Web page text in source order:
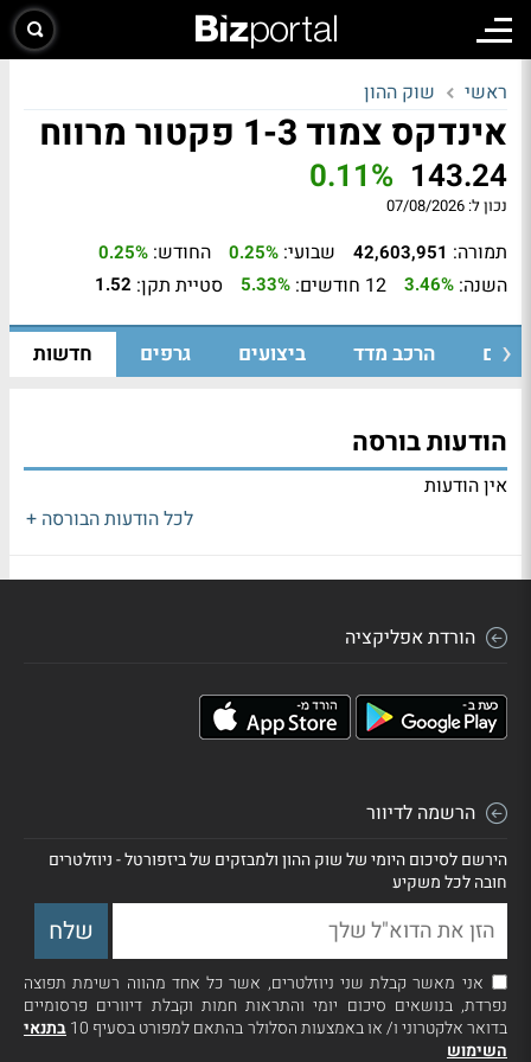
ראשי שוק ההון
אינדקס צמוד 1-3 פקטור מרווח
143.24
0.11%
נכון ל: 07/08/2026
תמורה: 42,603,951 שבועי: 0.25% החודש: 0.25%
השנה: 3.46% 12 חודשים: 5.33% סטיית תקן: 1.52
הרכב מדד ביצועים גרפים חדשות
הודעות בורסה
אין הודעות
לכל הודעות הבורסה +
הורדת אפליקציה
הרשמה לדיוור
הירשם לסיכום היומי של שוק ההון ולמבזקים של ביזפורטל - ניוזלטרים
חובה לכל משקיע
אני מאשר קבלת שני ניוזלטרים, אשר כל אחד מהווה רשימת תפוצה
נפרדת, בנושאים סיכום יומי והתראות חמות וקבלת דיוורים פרסומיים
בדואר אלקטרוני ו/ או באמצעות הסלולר בהתאם למפורט בסעיף 10
בתנאי
השימוש